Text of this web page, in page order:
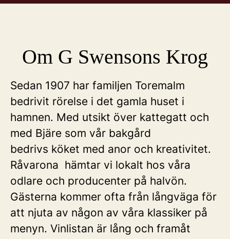
Om G Swensons Krog
Sedan 1907 har familjen Toremalm
bedrivit rörelse i det gamla huset i
hamnen. Med utsikt över kattegatt och
med Bjäre som vår bakgård
bedrivs köket med anor och kreativitet.
Råvarona hämtar vi lokalt hos våra
odlare och producenter på halvön.
Gästerna kommer ofta från långväga för
att njuta av någon av våra klassiker på
menyn. Vinlistan är lång och framåt